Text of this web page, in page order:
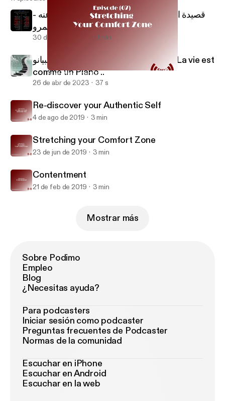
Stretching your Comfort Zone
Engy's Boost Podcast
قصيدة الكلمة على لسان الحسين رضي الله عنه -
إنچي عمرو Al Kalema - Al Hussain
30 de sep de 2024 1 min
الحياة متل البيانو .. Life is like a Piano .. La vie est
comme un Piano ..
26 de abr de 2023 37 s
Re-discover your Authentic Self
4 de ago de 2019 3 min
Stretching your Comfort Zone
23 de jun de 2019 3 min
Contentment
21 de feb de 2019 3 min
Mostrar más
Sobre Podimo
Empleo
Blog
¿Necesitas ayuda?
Para podcasters
Iniciar sesión como podcaster
Preguntas frecuentes de Podcaster
Normas de la comunidad
Escuchar en iPhone
Escuchar en Android
Escuchar en la web